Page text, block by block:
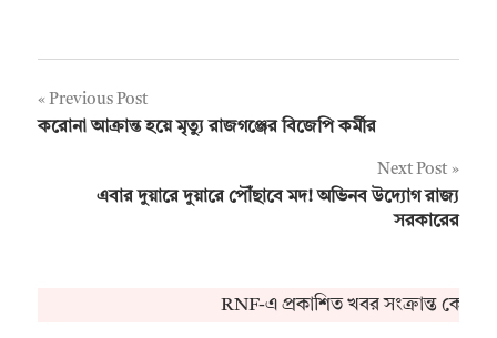
Post
Previous Post
করোনা আক্রান্ত হয়ে মৃত্যু রাজগঞ্জের বিজেপি কর্মীর
Next Post
এবার দুয়ারে দুয়ারে পৌঁছাবে মদ! অভিনব উদ্যোগ রাজ্য
সরকারের
RNF-এ প্রকাশিত খবর সংক্রান্ত